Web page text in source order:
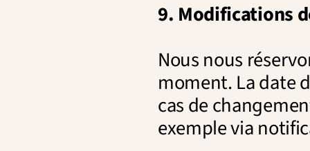
9. Modifications
Nous nous
moment. La date
cas de
exemple via